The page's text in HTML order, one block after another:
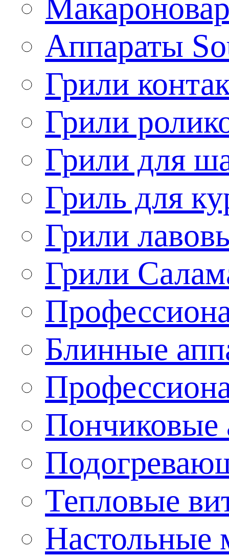
Аппараты
Грили
Грили
Грили для
Гриль для
Грили
Грили
Блинные
Пончиковые
Тепловые
Настольные